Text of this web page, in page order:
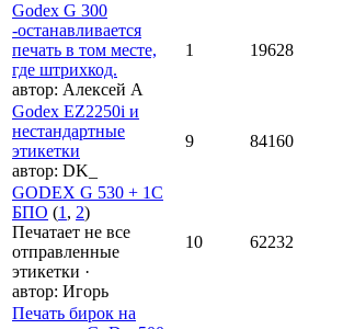
Godex G 300
-останавливается
печать в том месте,
где штрихкод.
автор: Алексей А
1 19628
Godex EZ2250i и
нестандартные
этикетки
автор: DK_
9 84160
GODEX G 530 + 1С
БПО (1 , 2)
Печатает не все
отправленные
этикетки ·
автор: Игорь
10 62232
Печать бирок на